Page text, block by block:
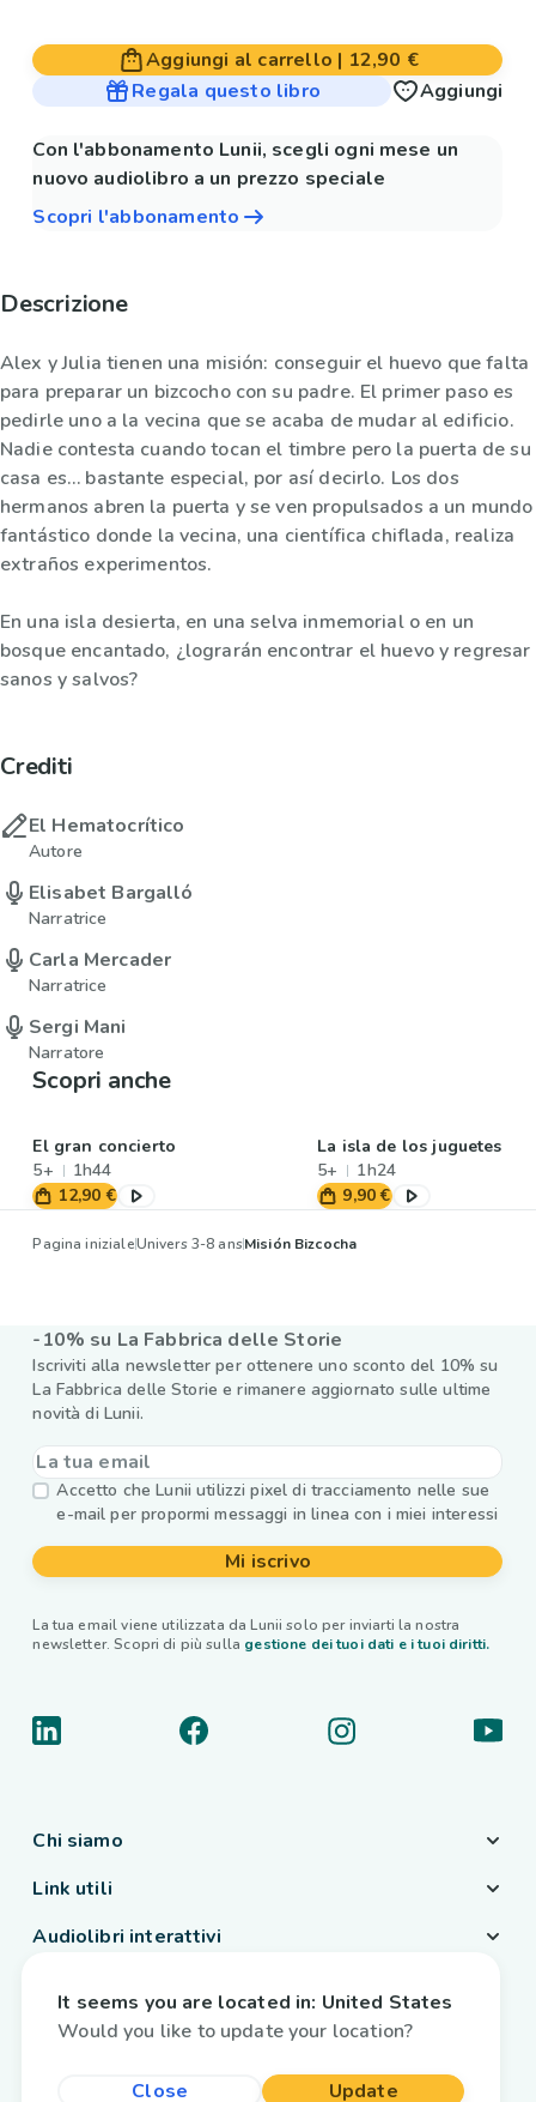
Aggiungi al carrello | 12,90 €
Regala questo libro
Aggiungi
Con l'abbonamento Lunii, scegli ogni mese un
nuovo audiolibro a un prezzo speciale
Scopri l'abbonamento
Descrizione
Alex y Julia tienen una misión: conseguir el huevo que falta
para preparar un bizcocho con su padre. El primer paso es
pedirle uno a la vecina que se acaba de mudar al edificio.
Nadie contesta cuando tocan el timbre pero la puerta de su
casa es… bastante especial, por así decirlo. Los dos
hermanos abren la puerta y se ven propulsados a un mundo
fantástico donde la vecina, una científica chiflada, realiza
extraños experimentos.
En una isla desierta, en una selva inmemorial o en un
bosque encantado, ¿lograrán encontrar el huevo y regresar
sanos y salvos?
Crediti
El Hematocrítico
Autore
Elisabet Bargalló
Narratrice
Carla Mercader
Narratrice
Sergi Mani
Narratore
Scopri anche
El gran concierto
5+
1h44
12,90 €
La isla de los juguetes
5+
1h24
9,90 €
Pagina inizialeUnivers 3-8 ansMisión Bizcocha
-10% su La Fabbrica delle Storie
Iscriviti alla newsletter per ottenere uno sconto del 10% su
La Fabbrica delle Storie e rimanere aggiornato sulle ultime
novità di Lunii.
Accetto che Lunii utilizzi pixel di tracciamento nelle sue
e-mail per propormi messaggi in linea con i miei interessi
Mi iscrivo
La tua email viene utilizzata da Lunii solo per inviarti la nostra
newsletter. Scopri di più sulla gestione dei tuoi dati e i tuoi diritti.
Chi siamo
Link utili
Audiolibri interattivi
Italia / Italiano
It seems you are located in: United States
Would you like to update your location?
Close Update